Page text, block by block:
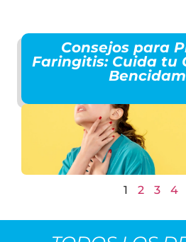
Consejos para
Faringitis: Cuida tu
1 2 3 4